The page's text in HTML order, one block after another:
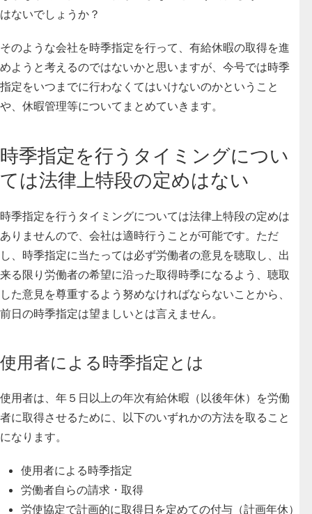
はないでしょうか？
そのような会社を時季指定を行って、有給休暇の取得を進
めようと考えるのではないかと思いますが、今号では時季
指定をいつまでに行わなくてはいけないのかということ
や、休暇管理等についてまとめていきます。
時季指定を行うタイミングについ
ては法律上特段の定めはない
時季指定を行うタイミングについては法律上特段の定めは
ありませんので、会社は適時行うことが可能です。ただ
し、時季指定に当たっては必ず労働者の意見を聴取し、出
来る限り労働者の希望に沿った取得時季になるよう、聴取
した意見を尊重するよう努めなければならないことから、
前日の時季指定は望ましいとは言えません。
使用者による時季指定とは
使用者は、年５日以上の年次有給休暇（以後年休）を労働
者に取得させるために、以下のいずれかの方法を取ること
になります。
使用者による時季指定
労働者自らの請求・取得
労使協定で計画的に取得日を定めての付与（計画年休）